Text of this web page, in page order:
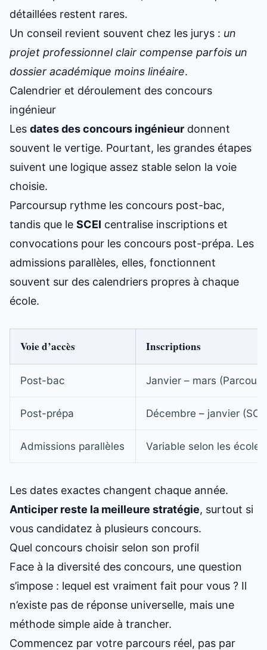
détaillées restent rares.
Un conseil revient souvent chez les jurys : un
projet professionnel clair compense parfois un
dossier académique moins linéaire.
Calendrier et déroulement des concours
ingénieur
Les dates des concours ingénieur donnent
souvent le vertige. Pourtant, les grandes étapes
suivent une logique assez stable selon la voie
choisie.
Parcoursup rythme les concours post-bac,
tandis que le SCEI centralise inscriptions et
convocations pour les concours post-prépa. Les
admissions parallèles, elles, fonctionnent
souvent sur des calendriers propres à chaque
école.
Voie d’accès Inscriptions
Post-bac Janvier – mars
Post-prépa Décembre – janvier
Admissions parallèles Variable selon les écoles
Les dates exactes changent chaque année.
Anticiper reste la meilleure stratégie, surtout si
vous candidatez à plusieurs concours.
Quel concours choisir selon son profil
Face à la diversité des concours, une question
s’impose : lequel est vraiment fait pour vous ? Il
n’existe pas de réponse universelle, mais une
méthode simple aide à trancher.
Commencez par votre parcours réel, pas par